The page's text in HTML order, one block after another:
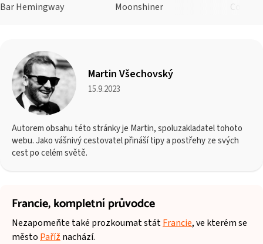
Bar Hemingway Moonshiner
Martin Všechovský
15.9.2023
Autorem obsahu této stránky je Martin, spoluzakladatel tohoto
webu. Jako vášnivý cestovatel přináší tipy a postřehy ze svých
cest po celém světě.
Francie,kompletní průvodce
Nezapomeňte také prozkoumat státFrancie, ve kterém se
město Paříž nachází.